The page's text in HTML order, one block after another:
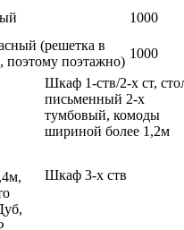
1000
(решетка в
поэтому поэтажно)
1000
Шкаф 1-ств/2-х ст,
письменный 2-х
тумбовый, комоды
шириной более 1,2м
Шкаф 3-х ств